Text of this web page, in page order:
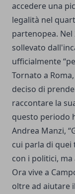
accedere una
legalità nel
partenopea. Nel
sollevato
ufficialmente
Tornato a
deciso di
raccontare la
questo periodo
Andrea Manzi,
cui parla di
con i politici,
Ora vive a
oltre ad aiutare